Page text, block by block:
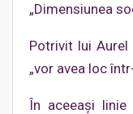
„Dimensiunea
Potrivit lui Aurel
„vor avea loc
În aceeaşi